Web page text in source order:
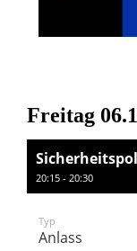
Freitag
20:15 - 20:30
Typ
Anlass